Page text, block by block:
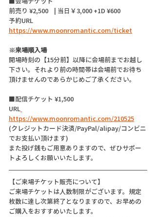
前売り ¥2,500    | 当日￥3,000 +1D ¥600
予約URL
https://www.moonromantic.com/ticket
※来場順入場
開場時刻の【15分前】以降に会場前までお越し
下さい。それより前の時間帯は会場前でお待ち
頂けませんのであらかじめご了承ください。
■配信チケット ¥1,500
URL
https://www.moonromantic.com/210525
(クレジットカード決済/PayPal/alipay/コンビニ
でお支払い頂けます)
また投げ銭もご用意ありますので、ぜひサポー
トよろしくお願いいたします。
【ご来場チケット販売について】
ご来場チケットは人数制限がございます。規定
枚数に達し次第終了となりますので、お早めの
ご購入をおすすめいたします。